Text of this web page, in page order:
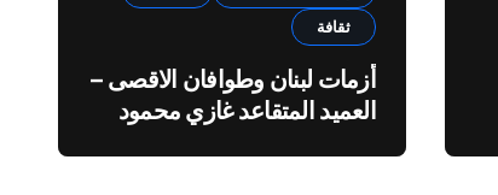
ثقافة
أزمات لبنان وطوافان الاقصى –
العميد المتقاعد غازي محمود